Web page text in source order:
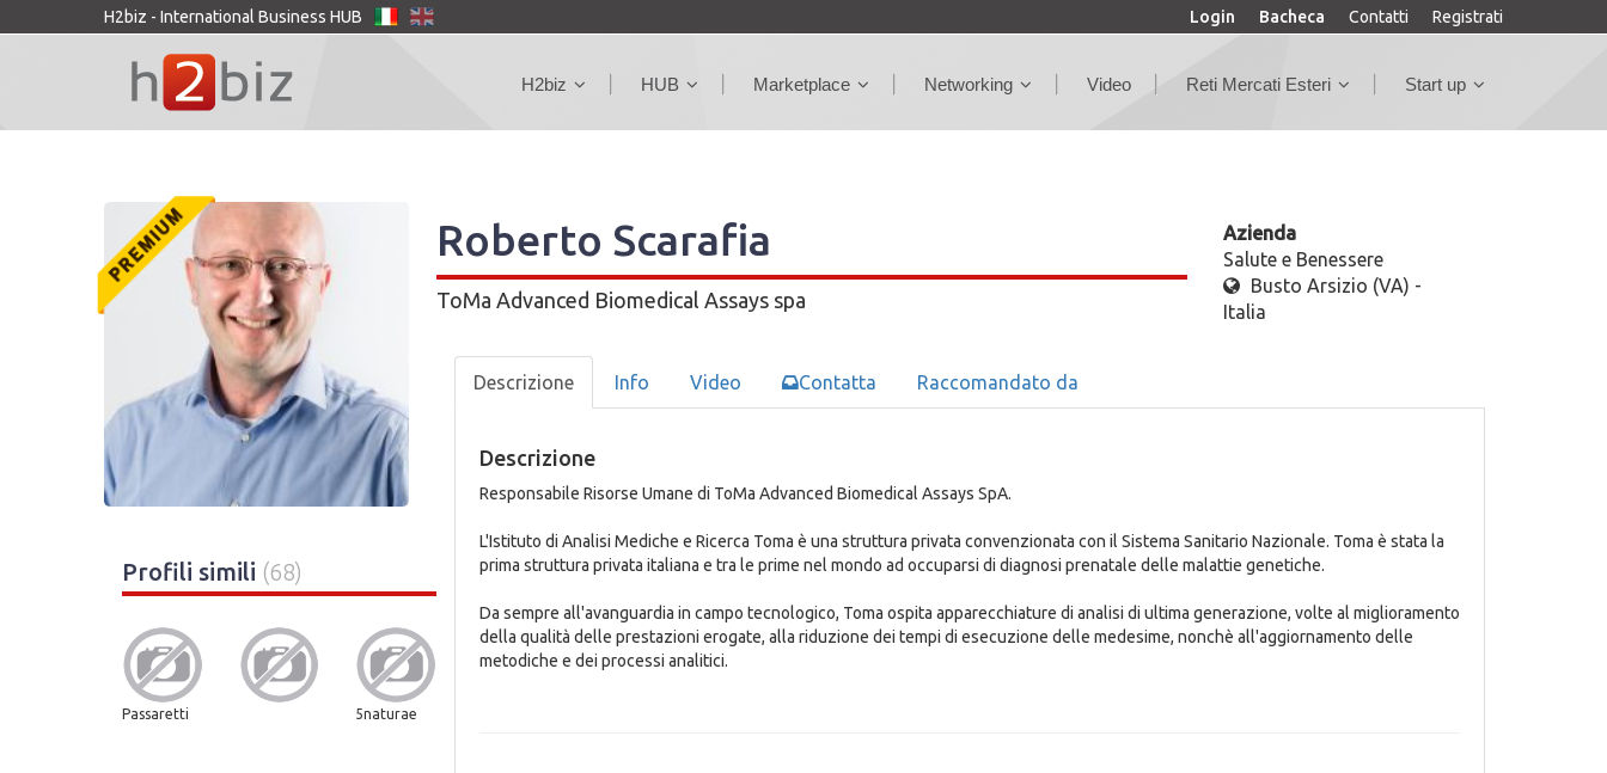
H2biz - International Business HUB Login Bacheca Contatti Registrati
H2biz HUB Marketplace Networking Video Reti Mercati Esteri Start up
Roberto Scarafia
ToMa Advanced Biomedical Assays spa
Azienda
Salute e Benessere
Busto Arsizio (VA) -
Italia
Profili simili (68)
Passaretti 5naturae
Descrizione Info Video Contatta Raccomandato da
Descrizione
Responsabile Risorse Umane di ToMa Advanced Biomedical Assays SpA.
L'Istituto di Analisi Mediche e Ricerca Toma è una struttura privata convenzionata con il Sistema Sanitario Nazionale. Toma è stata la
prima struttura privata italiana e tra le prime nel mondo ad occuparsi di diagnosi prenatale delle malattie genetiche.
Da sempre all'avanguardia in campo tecnologico, Toma ospita apparecchiature di analisi di ultima generazione, volte al miglioramento
della qualità delle prestazioni erogate, alla riduzione dei tempi di esecuzione delle medesime, nonchè all'aggiornamento delle
metodiche e dei processi analitici.